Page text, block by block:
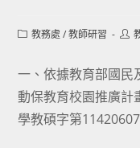
Post教務處 / 教師研習
Post
一、依據教育部國民
動保教育校園推廣計
學教碩字第